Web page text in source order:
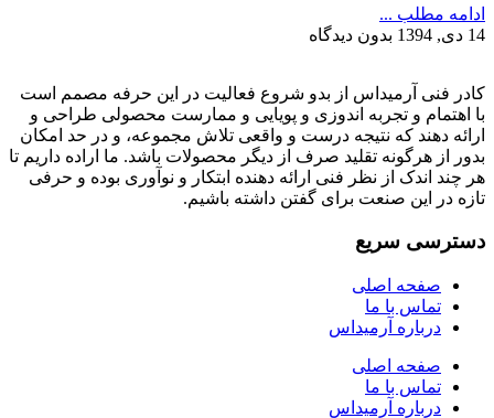
ادامه مطلب ...
14 دی, 1394
بدون دیدگاه
کادر فنی آرمیداس از بدو شروع فعالیت در این حرفه مصمم است
با اهتمام و تجربه اندوزی و پویایی و ممارست محصولی طراحی و
ارائه دهند که نتیجه درست و واقعی تلاش مجموعه، و در حد امکان
بدور از هرگونه تقلید صرف از دیگر محصولات باشد. ما اراده داریم تا
هر چند اندک از نظر فنی ارائه دهنده ابتکار و نوآوری بوده و حرفی
تازه در این صنعت برای گفتن داشته باشیم.
دسترسی سریع
صفحه اصلی
تماس با ما
درباره آرمیداس
صفحه اصلی
تماس با ما
درباره آرمیداس